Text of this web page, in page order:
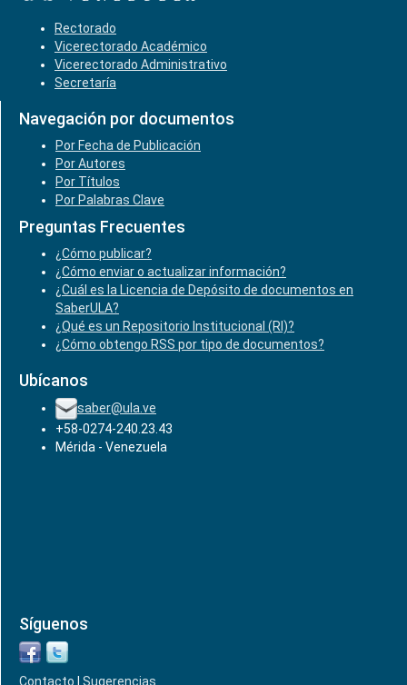
Rectorado
Vicerectorado Académico
Vicerectorado Administrativo
Secretaría
Navegación por documentos
Por Fecha de Publicación
Por Autores
Por Títulos
Por Palabras Clave
Preguntas Frecuentes
¿Cómo publicar?
¿Cómo enviar o actualizar información?
¿Cuál es la Licencia de Depósito de documentos en
SaberULA?
¿Qué es un Repositorio Institucional (RI)?
¿Cómo obtengo RSS por tipo de documentos?
Ubícanos
saber@ula.ve
+58-0274-240.23.43
Mérida - Venezuela
Síguenos
Contacto Sugerencias